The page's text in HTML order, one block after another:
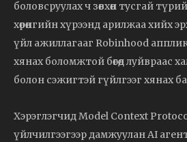
боловсруулах ч зөвхөн тусгай
хөрөнгийн хүрээнд арилжаа хийх
үйл ажиллагааг Robinhood
хянах боломжтой бөгөөд луйвраас
болон сэжигтэй гүйлгээг хянах
Хэрэглэгчид Model Context
үйлчилгээгээр дамжуулан AI